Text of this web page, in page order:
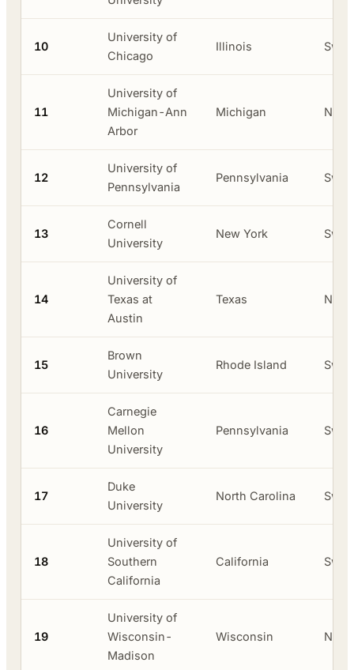
10
University of
Chicago
Illinois
11
University of
Michigan-Ann
Arbor
Michigan
12
University of
Pennsylvania
Pennsylvania
13
Cornell
University
New York
14
University of
Texas at
Austin
Texas
15
Brown
University
Rhode Island
16
Carnegie
Mellon
University
Pennsylvania
17
Duke
University
North Carolina
18
University of
Southern
California
California
19
University of
Wisconsin-
Madison
Wisconsin